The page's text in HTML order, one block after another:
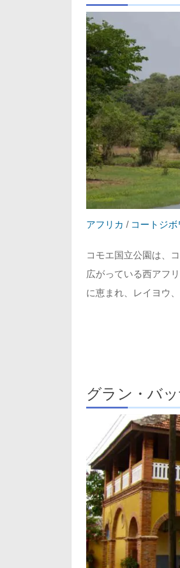
アフリカ / コートジ
コモエ国立公園は、
広がっている西アフ
に恵まれ、レイヨウ
グラン・バ